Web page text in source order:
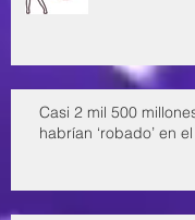
Casi 2 mil 500
habrían ‘robado’ en